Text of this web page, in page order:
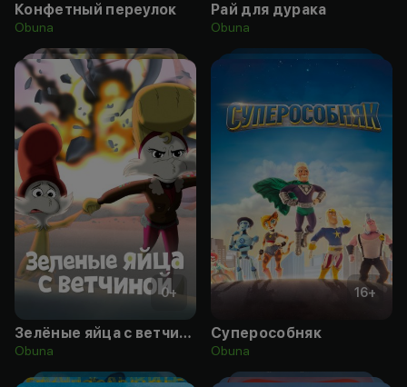
Конфетный переулок
Obuna
Рай для дурака
Obuna
0+
Зелёные яйца с ветчиной
Obuna
16+
Суперособняк
Obuna